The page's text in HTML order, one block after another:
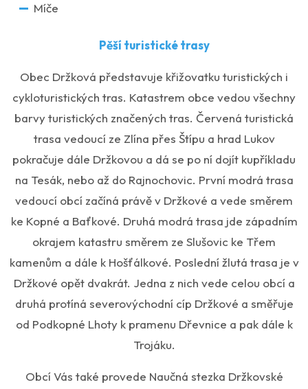
Míče
Pěší turistické trasy
Obec Držková představuje křižovatku turistických i
cykloturistických tras. Katastrem obce vedou všechny
barvy turistických značených tras. Červená turistická
trasa vedoucí ze Zlína přes Štípu a hrad Lukov
pokračuje dále Držkovou a dá se po ní dojít kupříkladu
na Tesák, nebo až do Rajnochovic. První modrá trasa
vedoucí obcí začíná právě v Držkové a vede směrem
ke Kopné a Baťkové. Druhá modrá trasa jde západním
okrajem katastru směrem ze Slušovic ke Třem
kamenům a dále k Hošťálkové. Poslední žlutá trasa je v
Držkové opět dvakrát. Jedna z nich vede celou obcí a
druhá protíná severovýchodní cíp Držkové a směřuje
od Podkopné Lhoty k pramenu Dřevnice a pak dále k
Trojáku.
Obcí Vás také provede Naučná stezka Držkovské